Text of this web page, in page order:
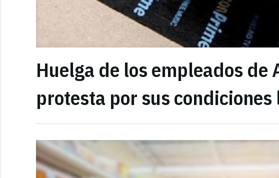
Huelga de los empleados de
protesta por sus